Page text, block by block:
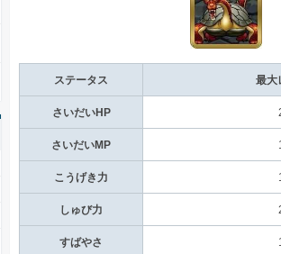
ステータス 最大
さいだいHP
さいだいMP
こうげき力
しゅび力
すばやさ